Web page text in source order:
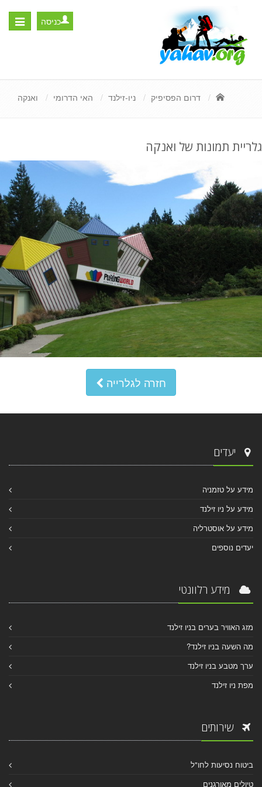
Toggle
כניסה
דרום הפסיפיק ניו-זילנד האי הדרומי ואנקה
גלריית תמונות של ואנקה
חזרה לגלרייה
יעדים
מידע על טזמניה
מידע על ניו זילנד
מידע על אוסטרליה
יעדים נוספים
מידע רלוונטי
מזג האוויר בערים בניו זילנד
מה השעה בניו זילנד?
ערך מטבע בניו זילנד
מפת ניו זילנד
שירותים
ביטוח נסיעות לחו"ל
טיולים מאורגנים